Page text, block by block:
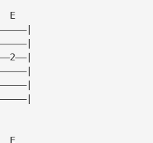
E  E
E  E